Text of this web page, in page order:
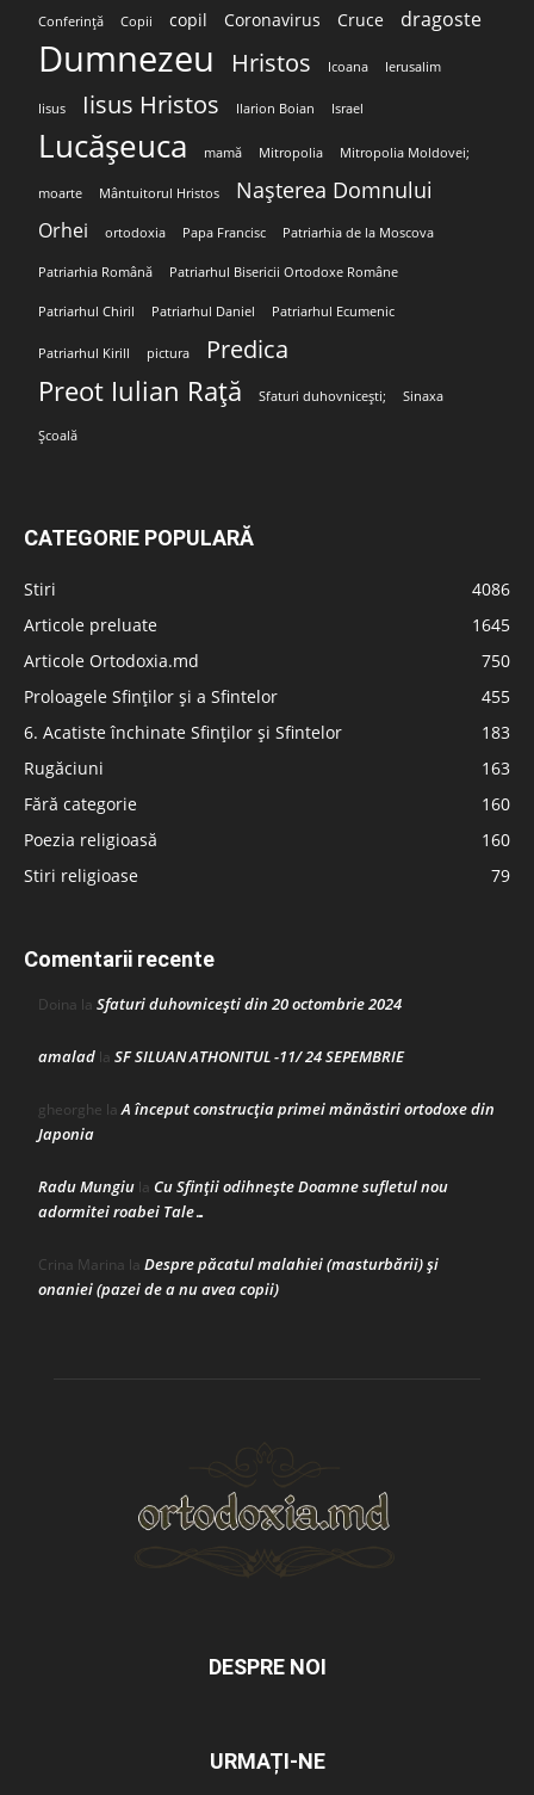
Conferință Copii copil Coronavirus Cruce dragoste
Dumnezeu Hristos Icoana Ierusalim
Iisus Iisus Hristos Ilarion Boian Israel
Lucășeuca mamă Mitropolia Mitropolia Moldovei;
moarte Mântuitorul Hristos Nașterea Domnului
Orhei ortodoxia Papa Francisc Patriarhia de la Moscova
Patriarhia Română Patriarhul Bisericii Ortodoxe Române
Patriarhul Chiril Patriarhul Daniel Patriarhul Ecumenic
Patriarhul Kirill pictura Predica
Preot Iulian Rață Sfaturi duhovnicești; Sinaxa
Școală
CATEGORIE POPULARĂ
Stiri
4086
Articole preluate
1645
Articole Ortodoxia.md
750
Proloagele Sfinților și a Sfintelor
455
6. Acatiste închinate Sfinților și Sfintelor
183
Rugăciuni
163
Fără categorie
160
Poezia religioasă
160
Stiri religioase
79
Comentarii recente
Doina la Sfaturi duhovnicești din 20 octombrie 2024
amalad la SF SILUAN ATHONITUL -11/ 24 SEPEMBRIE
gheorghe laA început construcţia primei mănăstiri ortodoxe din
Japonia
Radu Mungiu la Cu Sfinții odihnește Doamne sufletul nou
adormitei roabei Tale…
Crina Marina la Despre păcatul malahiei (masturbării) şi
onaniei (pazei de a nu avea copii)
DESPRE NOI
URMAȚI-NE